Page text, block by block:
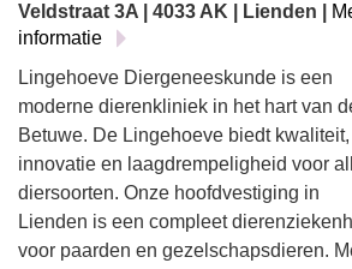
Veldstraat 3A | 4033 AK | Lienden |
informatie
Lingehoeve Diergeneeskunde is een
moderne dierenkliniek in het hart van
Betuwe. De Lingehoeve biedt kwaliteit,
innovatie en laagdrempeligheid voor
diersoorten. Onze hoofdvestiging in
Lienden is een compleet
voor paarden en gezelschapsdieren.